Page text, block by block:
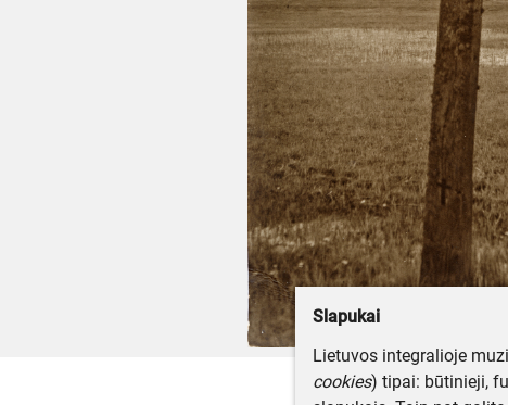
Slapukai
Lietuvos integralioje
cookies) tipai: būtinieji,